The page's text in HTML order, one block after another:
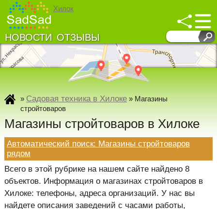
Хилок
НОВОСТИ ОТЗЫВЫ
Развернуть карту↓
» Садовая техника в Хилоке» Магазины
стройтоваров
Магазины стройтоваров в Хилоке
Автоматический поиск: Магазины стройтоваров
рядом
Всего в этой рубрике на нашем сайте найдено 8
объектов. Информация о магазинах стройтоваров в
Хилоке: телефоны, адреса организаций. У нас вы
найдете описания заведений с часами работы,